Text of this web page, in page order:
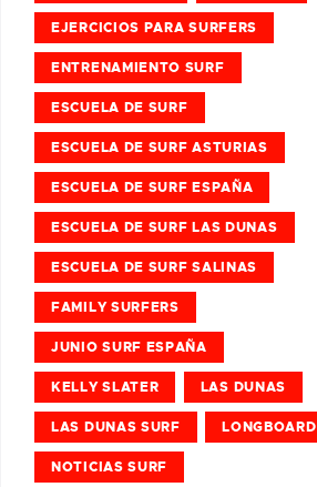
EJERCICIOS PARA SURFERS
ENTRENAMIENTO SURF
ESCUELA DE SURF
ESCUELA DE SURF ASTURIAS
ESCUELA DE SURF ESPAÑA
ESCUELA DE SURF LAS DUNAS
ESCUELA DE SURF SALINAS
FAMILY SURFERS
JUNIO SURF ESPAÑA
KELLY SLATER LAS DUNAS
LAS DUNAS SURF LONGBOARD
NOTICIAS SURF